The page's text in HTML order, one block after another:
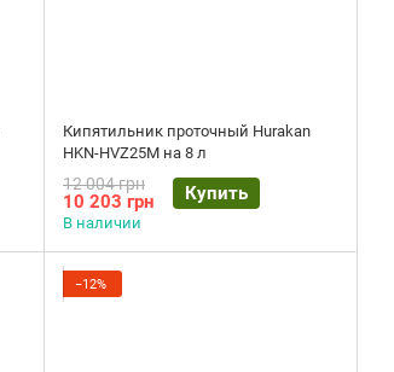
Кипятильник проточный Hurakan
HKN-HVZ25M на 8 л
12 004 грн
10 203 грн Купить
В наличии
−12%